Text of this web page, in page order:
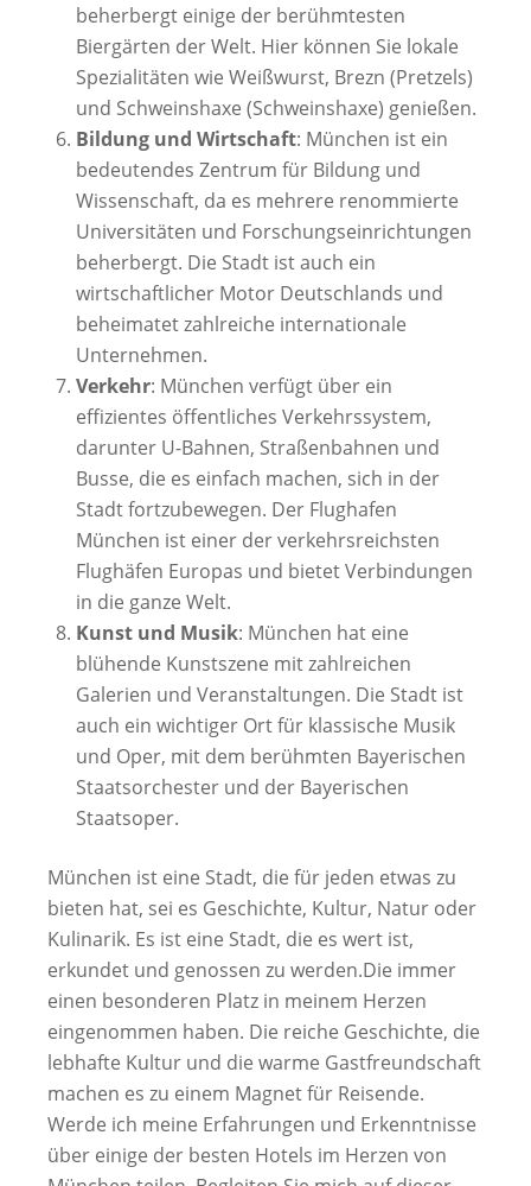
beherbergt einige der berühmtesten
Biergärten der Welt. Hier können Sie lokale
Spezialitäten wie Weißwurst, Brezn (Pretzels)
und Schweinshaxe (Schweinshaxe) genießen.
Bildung und Wirtschaft: München ist ein
bedeutendes Zentrum für Bildung und
Wissenschaft, da es mehrere renommierte
Universitäten und Forschungseinrichtungen
beherbergt. Die Stadt ist auch ein
wirtschaftlicher Motor Deutschlands und
beheimatet zahlreiche internationale
Unternehmen.
Verkehr: München verfügt über ein
effizientes öffentliches Verkehrssystem,
darunter U-Bahnen, Straßenbahnen und
Busse, die es einfach machen, sich in der
Stadt fortzubewegen. Der Flughafen
München ist einer der verkehrsreichsten
Flughäfen Europas und bietet Verbindungen
in die ganze Welt.
Kunst und Musik: München hat eine
blühende Kunstszene mit zahlreichen
Galerien und Veranstaltungen. Die Stadt ist
auch ein wichtiger Ort für klassische Musik
und Oper, mit dem berühmten Bayerischen
Staatsorchester und der Bayerischen
Staatsoper.
München ist eine Stadt, die für jeden etwas zu
bieten hat, sei es Geschichte, Kultur, Natur oder
Kulinarik. Es ist eine Stadt, die es wert ist,
erkundet und genossen zu werden.Die immer
einen besonderen Platz in meinem Herzen
eingenommen haben. Die reiche Geschichte, die
lebhafte Kultur und die warme Gastfreundschaft
machen es zu einem Magnet für Reisende.
Werde ich meine Erfahrungen und Erkenntnisse
über einige der besten Hotels im Herzen von